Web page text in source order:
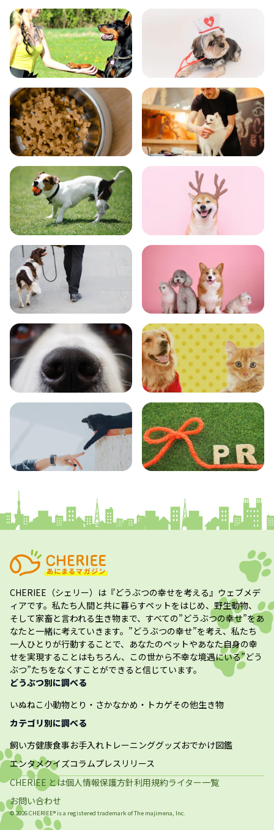
飼い方 健康
食事 お手入れ
トレーニング グッズ
おでかけ 図鑑
エンタメ クイズ
CHERIEE（シェリー） は『どうぶつの幸せを考える』ウェブメデ
ィアです。私たち人間と共に暮らすペットをはじめ、野生動物、
そして家畜と言われる生き物まで、すべての”どうぶつの幸せ”をあ
なたと一緒に考えていきます。”どうぶつの幸せ”を考え、私たち
一人ひとりが行動することで、あなたのペットやあなた自身の幸
せを実現することはもちろん、この世から不幸な境遇にいる”どう
ぶつ”たちをなくすことができると信じています。
どうぶつ別に調べる
いぬねこ小動物とり・さかなかめ・トカゲその他生き物
カテゴリ別に調べる
飼い方健康食事お手入れ トレーニンググッズおでかけ図鑑
エンタメクイズコラムプレスリリース
CHERIEE とは個人情報保護方針利用規約ライター一覧
お問い合わせ
©2026CHERIEE® is a registered trademark of The majimena, Inc.